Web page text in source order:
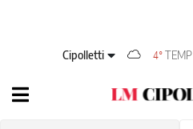
Cipolletti 4° TEMP